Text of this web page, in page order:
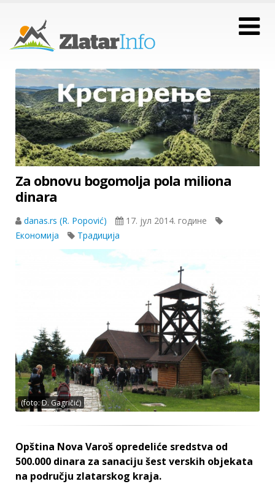
Za obnovu bogomolja pola miliona
dinara
danas.rs (R. Popović)
17. јул 2014. године
Економија
Традиција
(foto: D. Gagričić)
Opština Nova Varoš opredeliće sredstva od
500.000 dinara za sanaciju šest verskih objekata
na području zlatarskog kraja.